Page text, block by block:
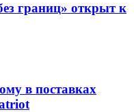
границ» открыт к
в поставках